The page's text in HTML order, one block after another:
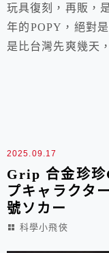
玩具復刻，再販，
年的POPY，絕對
是比台灣先爽幾天
2025.09.17
Grip 合金珍珍
プキャラクタ
號ソカー
科學小飛俠